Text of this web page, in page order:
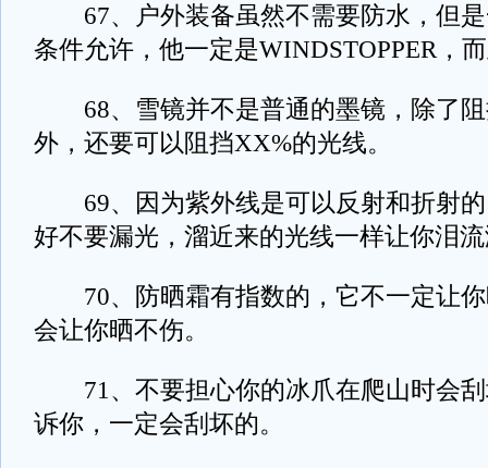
67、户外装备虽然不需要防水，但是
条件允许，他一定是WINDSTOPPER，
68、雪镜并不是普通的墨镜，除了阻
外，还要可以阻挡XX%的光线。
69、因为紫外线是可以反射和折射的
好不要漏光，溜近来的光线一样让你泪
70、防晒霜有指数的，它不一定让你
会让你晒不伤。
71、不要担心你的冰爪在爬山时会刮
诉你，一定会刮坏的。